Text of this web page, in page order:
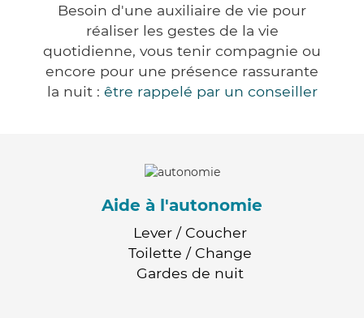
Besoin d'une auxiliaire de vie pour
réaliser les gestes de la vie
quotidienne, vous tenir compagnie ou
encore pour une présence rassurante
la nuit : être rappelé par un conseiller
Aide à l'autonomie
Lever / Coucher
Toilette / Change
Gardes de nuit